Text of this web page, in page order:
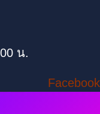
น.
Facebook